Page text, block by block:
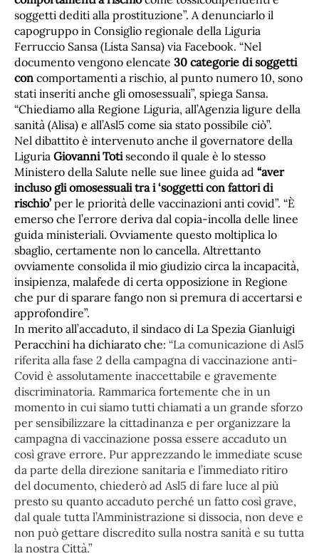
soggetti dediti alla prostituzione”. A denunciarlo il
capogruppo in Consiglio regionale della Liguria
Ferruccio Sansa (Lista Sansa) via Facebook. “Nel
documento vengono elencate 30 categorie di soggetti
con comportamenti a rischio, al punto numero 10, sono
stati inseriti anche gli omosessuali”, spiega Sansa.
“Chiediamo alla Regione Liguria, all’Agenzia ligure della
sanità (Alisa) e all’Asl5 come sia stato possibile ciò”.
Nel dibattito è intervenuto anche il governatore della
Liguria Giovanni Totisecondo il quale è lo stesso
Ministero della Salute nelle sue linee guida ad “aver
incluso gli omosessuali tra i ‘soggetti con fattori di
rischio’ per le priorità delle vaccinazioni anti covid”. “È
emerso che l’errore deriva dal copia-incolla delle linee
guida ministeriali. Ovviamente questo moltiplica lo
sbaglio, certamente non lo cancella. Altrettanto
ovviamente consolida il mio giudizio circa la incapacità,
insipienza, malafede di certa opposizione in Regione
che pur di sparare fango non si premura di accertarsi e
approfondire”.
In merito all’accaduto, il sindaco di La Spezia Gianluigi
Peracchini ha dichiarato che: “La comunicazione di Asl5
riferita alla fase 2 della campagna di vaccinazione anti-
Covid è assolutamente inaccettabile e gravemente
discriminatoria. Rammarica fortemente che in un
momento in cui siamo tutti chiamati a un grande sforzo
per sensibilizzare la cittadinanza e per organizzare la
campagna di vaccinazione possa essere accaduto un
così grave errore. Pur apprezzando le immediate scuse
da parte della direzione sanitaria e l’immediato ritiro
del documento, chiederò ad Asl5 di fare luce al più
presto su quanto accaduto perché un fatto così grave,
dal quale tutta l’Amministrazione si dissocia, non deve e
non può gettare discredito sulla nostra sanità e su tutta
la nostra Città.”